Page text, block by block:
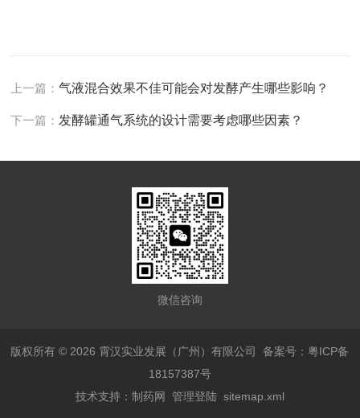
上一篇：气液混合效果不佳可能会对发酵产生哪些影响？
下一篇： 发酵罐通气系统的设计需要考虑哪些因素？
微信咨询
版权所有 © 2026 霄汉实业发展（广州）有限公司备案号：粤ICP备
18157387号
技术支持： 制药网 管理登陆 sitemap.xml